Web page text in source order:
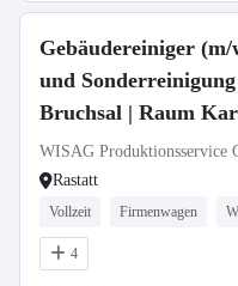
Gebäudereiniger
und
Bruchsal | Raum
WISAG Produktionsservice
Rastatt
Vollzeit Firmenwagen
4